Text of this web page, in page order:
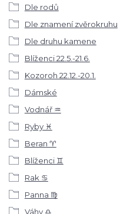
Dle rodů
Dle znamení zvěrokruhu
Dle druhu kamene
Blíženci 22.5.-21.6.
Kozoroh 22.12.-20.1.
Dámské
Vodnář ♒
Ryby ♓
Beran ♈
Blíženci ♊
Rak ♋
Panna ♍
Váhy ♎